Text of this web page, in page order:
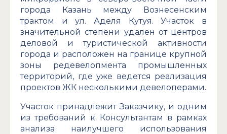
города Казань между Вознесенским
трактом и ул. Аделя Кутуя. Участок в
значительной степени удален от центров
деловой и туристической активности
города и расположен на границе крупной
зоны редевелопмента промышленных
территорий, где уже ведется реализация
проектов ЖК несколькими девелоперами.
Участок принадлежит Заказчику, и одним
из требований к Консультантам в рамках
анализа наилучшего использования